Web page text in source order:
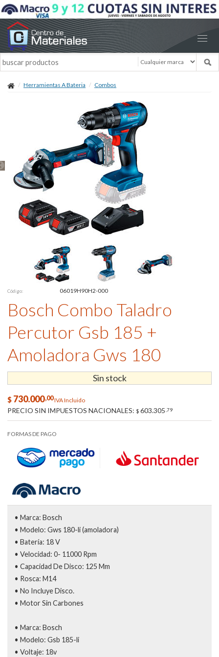
Herramientas A Bateria Combos
Código: 06019H90H2-000
Bosch Combo Taladro
Percutor Gsb 185 +
Amoladora Gws 180
Sin stock
$ 730.000,00IVA Incluido
PRECIO SIN IMPUESTOS NACIONALES: $ 603.305 ,79
FORMAS DE PAGO
• Marca: Bosch
• Modelo: Gws 180-li (amoladora)
• Batería: 18 V
• Velocidad: 0- 11000 Rpm
• Capacidad De Disco: 125 Mm
• Rosca: M14
• No Incluye Disco.
• Motor Sin Carbones
• Marca: Bosch
• Modelo: Gsb 185-li
• Voltaje: 18v